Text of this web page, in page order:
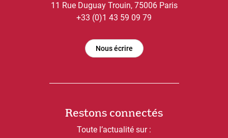
11 Rue Duguay Trouin, 75006 Paris
+33 (0)1 43 59 09 79
Nous écrire
Restons connectés
Toute l’actualité sur :